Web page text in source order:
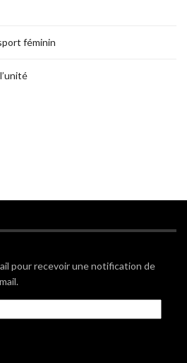
féminin
pour recevoir une notification de